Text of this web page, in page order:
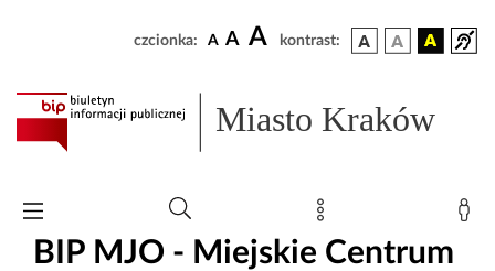
czcionka: A A A kontrast:
Miasto Kraków
BIP MJO - Miejskie Centrum